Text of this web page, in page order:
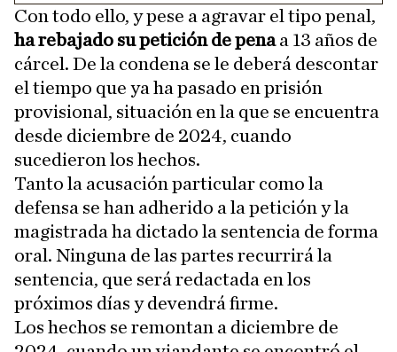
Con todo ello, y pese a agravar el tipo penal,
ha rebajado su petición de penaa 13 años de
cárcel. De la condena se le deberá descontar
el tiempo que ya ha pasado en prisión
provisional, situación en la que se encuentra
desde diciembre de 2024, cuando
sucedieron los hechos.
Tanto la acusación particular como la
defensa se han adherido a la petición y la
magistrada ha dictado la sentencia de forma
oral. Ninguna de las partes recurrirá la
sentencia, que será redactada en los
próximos días y devendrá firme.
Los hechos se remontan a diciembre de